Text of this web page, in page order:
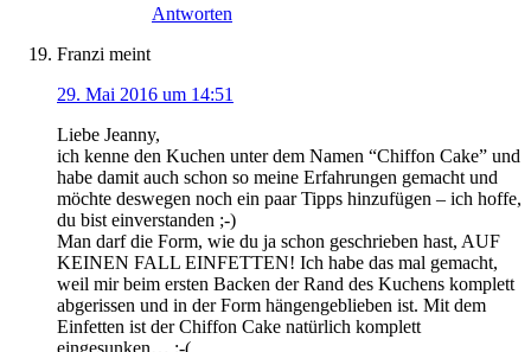
Antworten
Franzi meint
29. Mai 2016 um 14:51
Liebe Jeanny,
ich kenne den Kuchen unter dem Namen “Chiffon Cake” und
habe damit auch schon so meine Erfahrungen gemacht und
möchte deswegen noch ein paar Tipps hinzufügen – ich hoffe,
du bist einverstanden ;-)
Man darf die Form, wie du ja schon geschrieben hast, AUF
KEINEN FALL EINFETTEN! Ich habe das mal gemacht,
weil mir beim ersten Backen der Rand des Kuchens komplett
abgerissen und in der Form hängengeblieben ist. Mit dem
Einfetten ist der Chiffon Cake natürlich komplett
eingesunken… :-(